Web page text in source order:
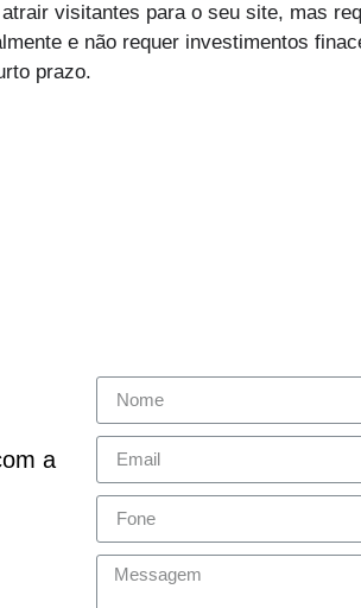
visitantes para o seu site, mas
e não requer investimentos
prazo.
a